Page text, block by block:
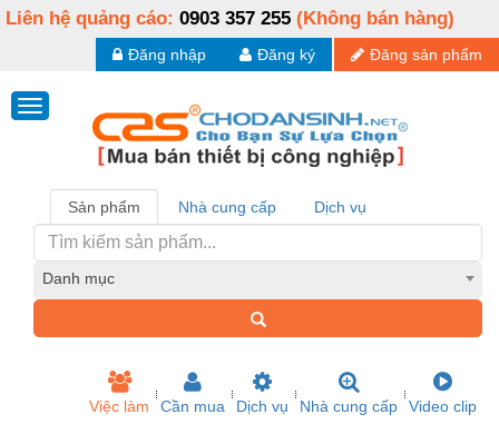
Liên hệ quảng cáo: 0903 357 255 (Không bán hàng)
Đăng sản phẩm
Đăng ký
Đăng nhập
Sản phẩm Nhà cung cấp Dịch vụ
Danh mục
Việc làm Cần mua Dịch vụ Nhà cung cấp Video clip